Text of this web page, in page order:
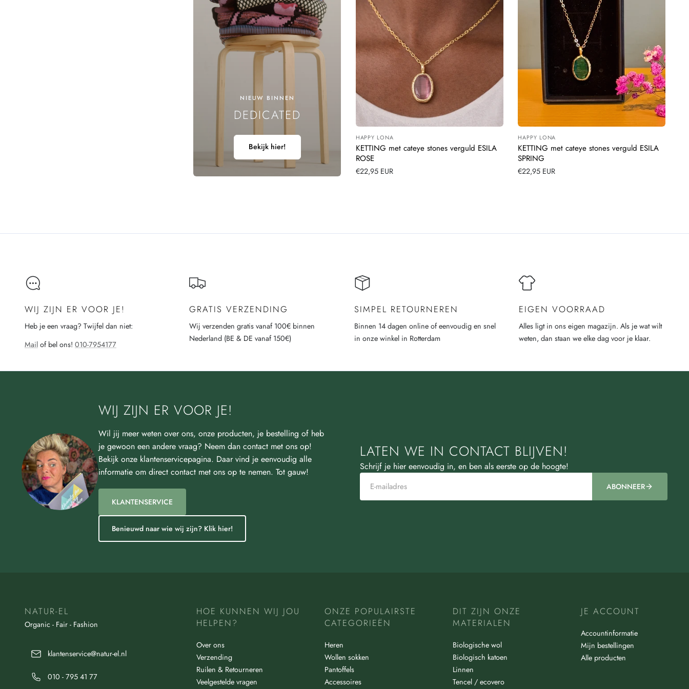
N
G
NIEUW BINNEN
DEDICATED
Bekijk hier!
Leverancier:
HAPPY LONA
KETTING met cateye stones verguld ESILA
ROSE
Normale
€22,95 EUR
Leverancier:
HAPPY LONA
KETTING met cateye stones verguld ESILA
SPRING
Normale
€22,95 EUR
WIJ ZIJN ER VOOR JE!
Heb je een vraag? Twijfel dan niet:
Mail of bel ons! 010-7954177
GRATIS VERZENDING
Wij verzenden gratis vanaf 100€ binnen
Nederland (BE & DE vanaf 150€)
SIMPEL RETOURNEREN
Binnen 14 dagen online of eenvoudig en snel
in onze winkel in Rotterdam
EIGEN VOORRAAD
Alles ligt in ons eigen magazijn. Als je wat wilt
weten, dan staan we elke dag voor je klaar.
WIJ ZIJN ER VOOR JE!
Wil jij meer weten over ons, onze producten, je bestelling of heb
je gewoon een andere vraag? Neem dan contact met ons op!
Bekijk onze klantenservicepagina. Daar vind je eenvoudig alle
informatie om direct contact met ons op te nemen. Tot gauw!
KLANTENSERVICE
Benieuwd naar wie wij zijn? Klik hier!
LATEN WE IN CONTACT BLIJVEN!
Schrijf je hier eenvoudig in, en ben als eerste op de hoogte!
ABONNEER
NATUR-EL
Organic - Fair - Fashion
klantenservice@natur-el.nl
010 - 795 41 77
HOE KUNNEN WIJ JOU
HELPEN?
Over ons
Verzending
Ruilen & Retourneren
Veelgestelde vragen
ONZE POPULAIRSTE
CATEGORIEËN
Heren
Wollen sokken
Pantoffels
Accessoires
DIT ZIJN ONZE
MATERIALEN
Biologische wol
Biologisch katoen
Linnen
Tencel / ecovero
JE ACCOUNT
Accountinformatie
Mijn bestellingen
Alle producten